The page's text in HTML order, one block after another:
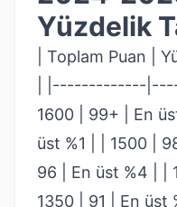
Yüzdelik
| Toplam Puan |
| |-------------
1600 | 99+ | En
üst %1 | | 1500 |
96 | En üst %4 | |
1350 | 91 | En üst